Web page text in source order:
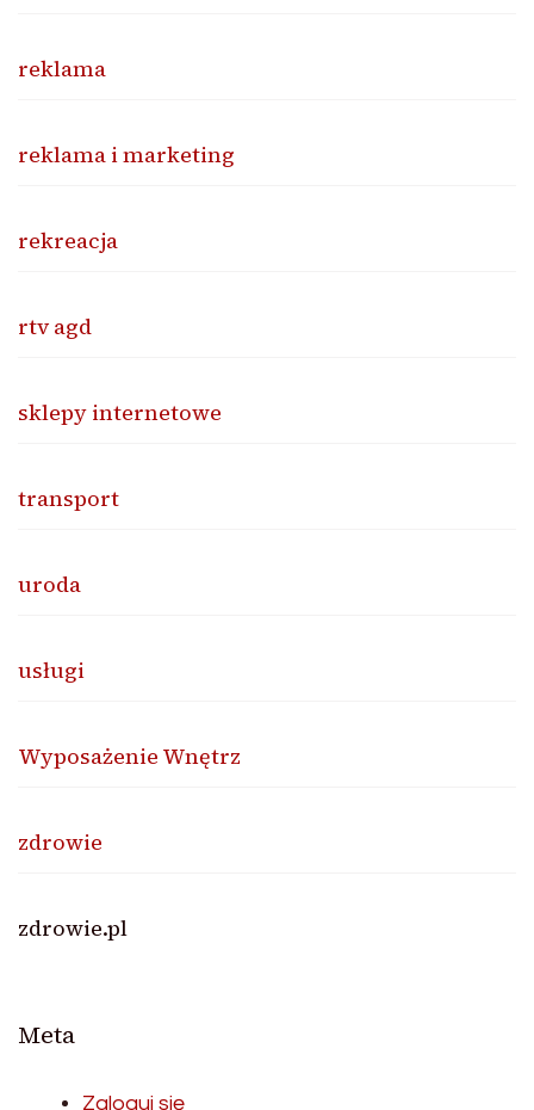
reklama
reklama i marketing
rekreacja
rtv agd
sklepy internetowe
transport
uroda
usługi
Wyposażenie Wnętrz
zdrowie
zdrowie.pl
Meta
Zaloguj się